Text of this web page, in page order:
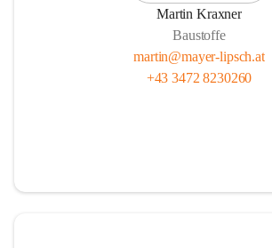
Martin Kraxner
Baustoffe
martin@mayer-lipsch.at
+43 3472 8230260